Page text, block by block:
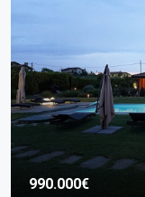
990.000€